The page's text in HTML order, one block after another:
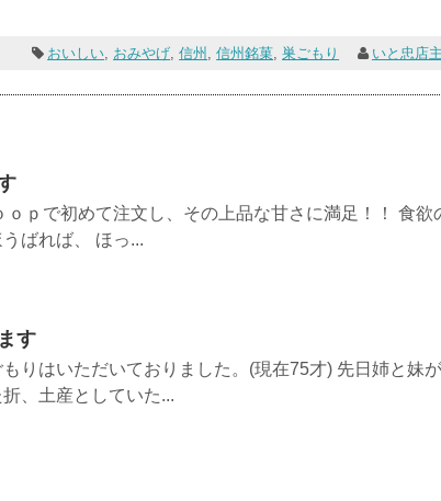
おいしい, おみやげ,信州 ,信州銘菓,巣ごもり いと忠店
ｏｐで初めて注文し、その上品な甘さに満足！！ 食欲
ばれば、 ほっ...
す
りはいただいておりました。(現在75才) 先日姉と妹が
、土産としていた...